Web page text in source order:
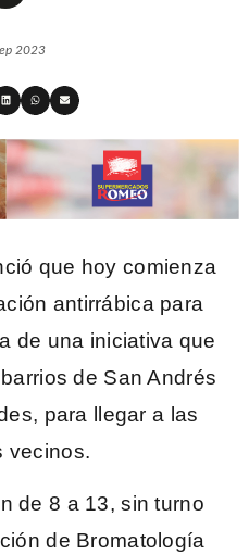
2023
que hoy comienza
antirrábica para
de una iniciativa que
de San Andrés
para llegar a las
vecinos.
de 8 a 13, sin turno
de Bromatología